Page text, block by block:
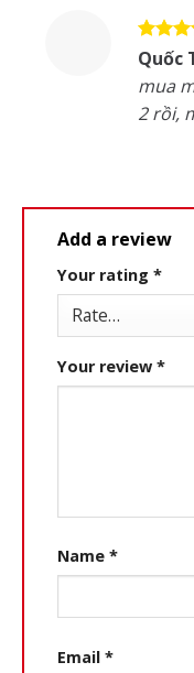
Rated
out of 5
Quốc
mua
2 rồi,
Add a review
Your rating *
Your review *
Name *
Email *